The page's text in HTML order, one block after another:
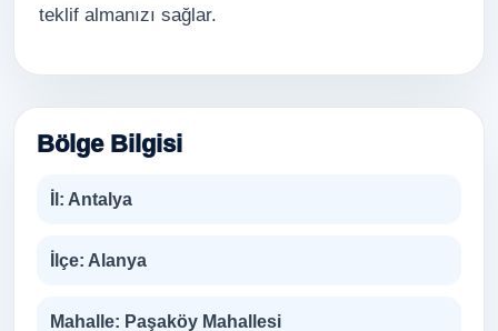
teklif almanızı sağlar.
Bölge Bilgisi
İl: Antalya
İlçe: Alanya
Mahalle: Paşaköy Mahallesi